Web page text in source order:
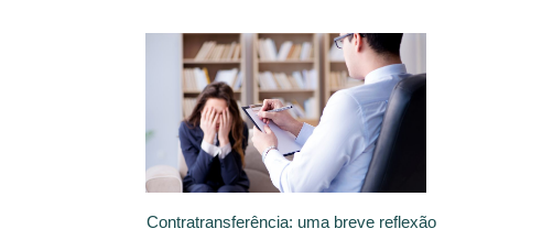
Contratransferência: uma breve reflexão